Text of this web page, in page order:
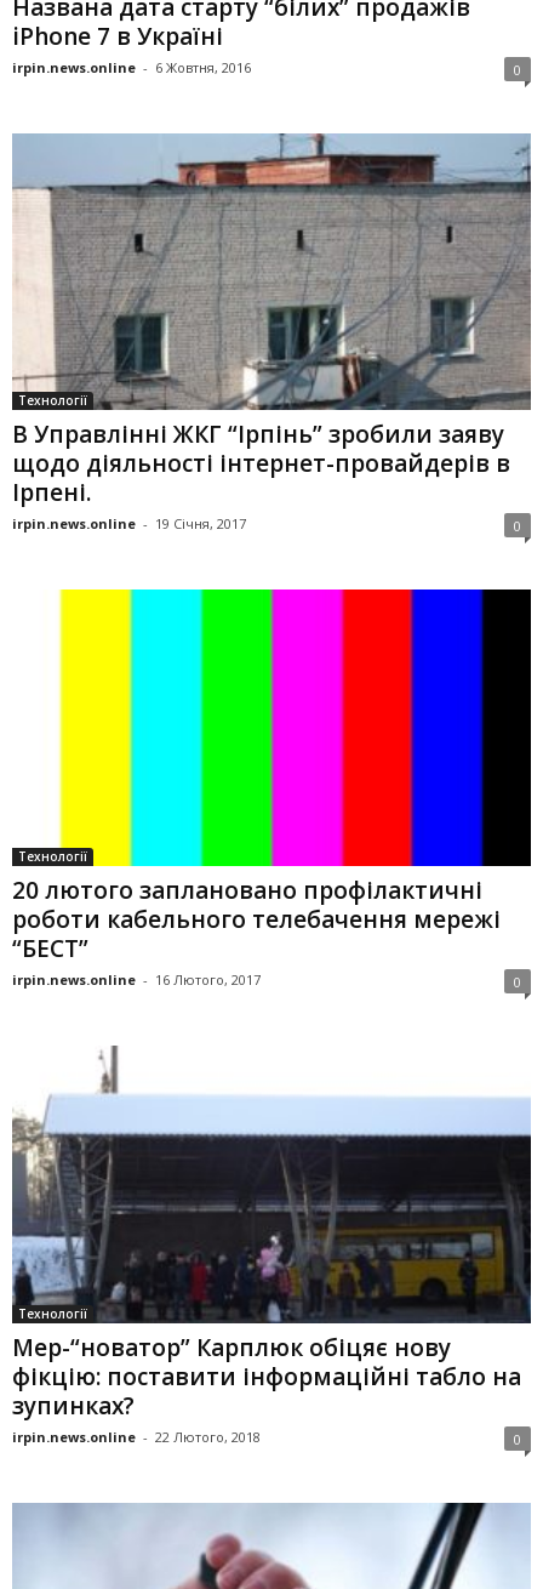
Названа дата старту “білих” продажів
iPhone 7 в Україні
irpin.news.online - 6 Жовтня, 2016 0
Технології
В Управлінні ЖКГ “Ірпінь” зробили заяву
щодо діяльності інтернет-провайдерів в
Ірпені.
irpin.news.online - 19 Січня, 2017 0
Технології
20 лютого заплановано профілактичні
роботи кабельного телебачення мережі
“БЕСТ”
irpin.news.online - 16 Лютого, 2017 0
Технології
Мер-“новатор” Карплюк обіцяє нову
фікцію: поставити інформаційні табло на
зупинках?
irpin.news.online - 22 Лютого, 2018 0